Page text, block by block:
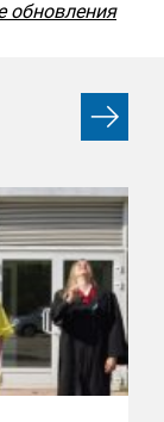
обновления